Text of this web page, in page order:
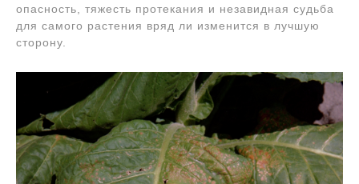
опасность, тяжесть протекания и незавидная судьба
для самого растения вряд ли изменится в лучшую
сторону.